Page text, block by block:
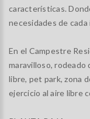
características.
necesidades de
En el Campestre
maravilloso, rodeado
libre, pet park, zona
ejercicio al aire libre